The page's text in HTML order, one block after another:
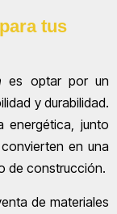
tus
es optar por un
y durabilidad.
energética, junto
en una
de construcción.
de materiales